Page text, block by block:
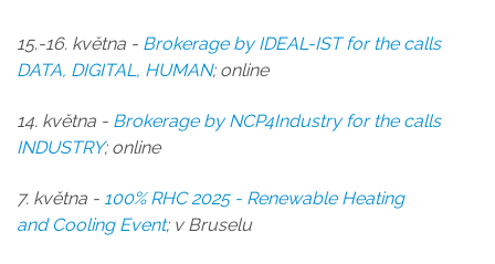
15.-16. května - Brokerage by IDEAL-IST for the calls
DATA, DIGITAL, HUMAN; online
14. května - Brokerage by NCP4Industry for the calls
INDUSTRY; online
7. května - 100% RHC 2025 - Renewable Heating
andCooling Event; v Bruselu